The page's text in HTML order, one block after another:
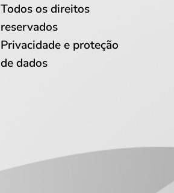
Todos os direitos
reservados
Privacidade e proteção
de dados